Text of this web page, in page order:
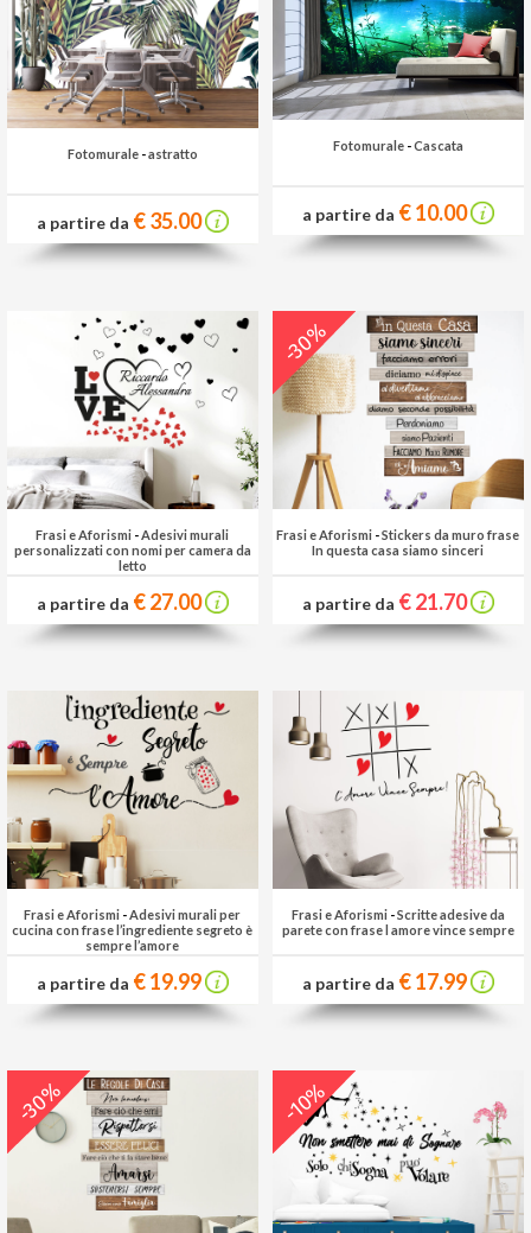
Fotomurale -astratto
a partire da € 35.00
Fotomurale -Cascata
a partire da € 10.00
Frasi e Aforismi - Adesivi murali
personalizzati con nomi per camera da
letto
a partire da € 27.00
-30%
Frasi e Aforismi -Stickers da muro frase
In questa casa siamo sinceri
a partire da € 21.70
Frasi e Aforismi - Adesivi murali per
cucina con frase l’ingrediente segreto è
sempre l’amore
a partire da € 19.99
Frasi e Aforismi -Scritte adesive da
parete con frase l amore vince sempre
a partire da € 17.99
-30% -10%